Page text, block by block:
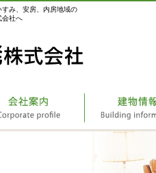
み、安房、内房地域の
会社へ